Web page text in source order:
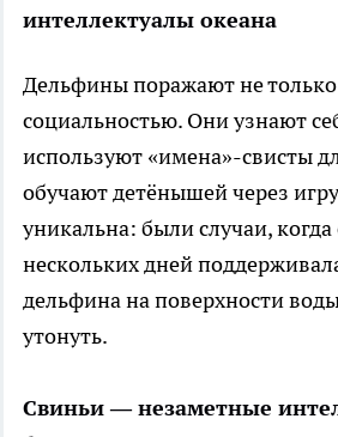
интеллектуалы океана
Дельфины поражают не
социальностью. Они узнают
используют «имена»-свисты
обучают детёнышей через
уникальна: были случаи, когда
нескольких дней
дельфина на поверхности
утонуть.
Свиньи — незаметные